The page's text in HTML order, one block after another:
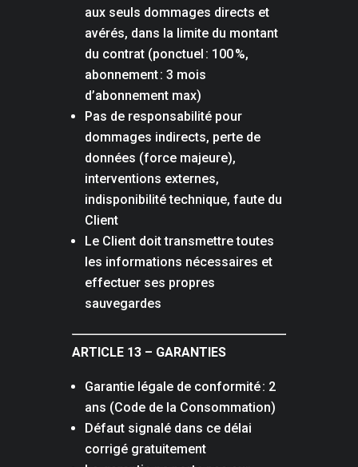
aux seuls dommages directs et
avérés, dans la limite du montant
du contrat (ponctuel : 100 %,
abonnement : 3 mois
d’abonnement max)
Pas de responsabilité pour
dommages indirects, perte de
données (force majeure),
interventions externes,
indisponibilité technique, faute du
Client
Le Client doit transmettre toutes
les informations nécessaires et
effectuer ses propres
sauvegardes
ARTICLE 13 – GARANTIES
Garantie légale de conformité : 2
ans (Code de la Consommation)
Défaut signalé dans ce délai
corrigé gratuitement